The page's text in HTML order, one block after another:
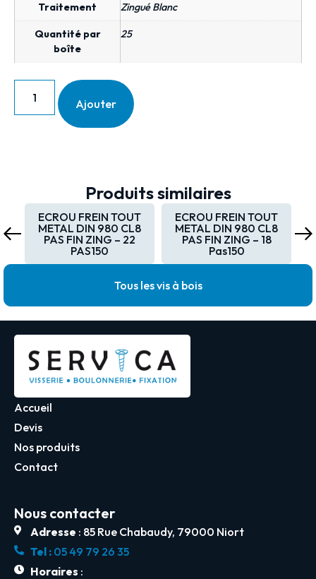
Traitement Zingué Blanc
Quantité par
boîte
25
Ajouter
Produits similaires
ECROU FREIN TOUT
METAL DIN 980 CL8
PAS FIN ZING – 22
PAS150
ECROU FREIN TOUT
METAL DIN 980 CL8
PAS FIN ZING – 18
Pas150
Tous les vis à bois
Accueil
Devis
Nos produits
Contact
Nous contacter
Adresse : 85 Rue Chabaudy, 79000 Niort
Tel :05 49 79 26 35
Horaires :